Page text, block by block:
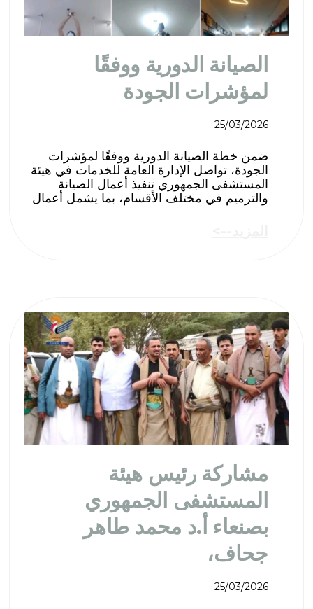
الصيانة الدورية ووفقًا
لمؤشرات الجودة
25/03/2026
ضمن خطة الصيانة الدورية ووفقًا لمؤشرات
الجودة، تواصل الإدارة العامة للخدمات في هيئة
المستشفى الجمهوري تنفيذ أعمال الصيانة
والترميم في مختلف الأقسام، بما يشمل أعمال
مشاركة رئيس هيئة
المستشفى الجمهوري
بصنعاء أ.د محمد طاهر
جحاف،
25/03/2026